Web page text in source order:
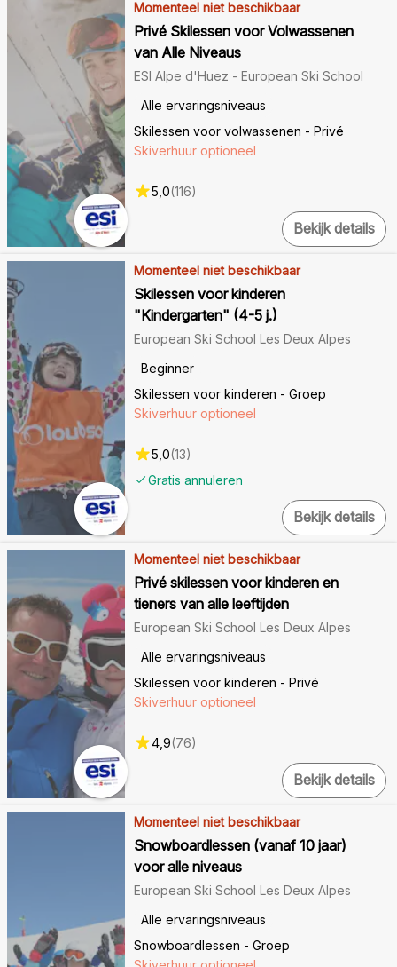
Momenteel niet beschikbaar
Privé Skilessen voor Volwassenen
van Alle Niveaus
ESI Alpe d'Huez - European Ski School
Skilessen voor volwassenen - Privé
Alle ervaringsniveaus
Skiverhuur optioneel
5,0(116)
Bekijk details
Momenteel niet beschikbaar
Skilessen voor kinderen
"Kindergarten" (4-5 j.)
European Ski School Les Deux Alpes
Skilessen voor kinderen - Groep
Beginner
Gratis annuleren
Skiverhuur optioneel
5,0(13)
Bekijk details
Momenteel niet beschikbaar
Privé skilessen voor kinderen en
tieners van alle leeftijden
European Ski School Les Deux Alpes
Skilessen voor kinderen - Privé
Alle ervaringsniveaus
Skiverhuur optioneel
4,9(76)
Bekijk details
Momenteel niet beschikbaar
Snowboardlessen (vanaf 10 jaar)
voor alle niveaus
European Ski School Les Deux Alpes
Snowboardlessen - Groep
Alle ervaringsniveaus